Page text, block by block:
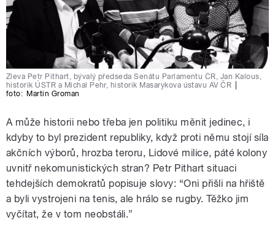
Zleva Petr Pithart, bývalý předseda Senátu Parlamentu ČR, Jan Kalous,
historik ÚSTR a Michal Pehr, historik Masarykova ústavu AV ČR
foto: Martin Groman
A může historii nebo třeba jen politiku měnit jedinec, i
kdyby to byl prezident republiky, když proti němu stojí síla
akčních výborů, hrozba teroru, Lidové milice, páté kolony
uvnitř nekomunistických stran? Petr Pithart situaci
tehdejších demokratů popisuje slovy: “Oni přišli na hřiště
a byli vystrojeni na tenis, ale hrálo se rugby. Těžko jim
vyčítat, že v tom neobstáli.”